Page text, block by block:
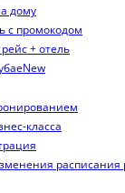
дому
с промокодом
+ отель
New
класса
расписания